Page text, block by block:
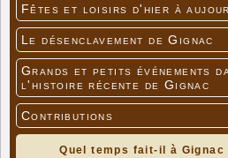
Fêtes et loisirs d'hier à
Le désenclavement de Gignac
Grands et petits événements
l'histoire récente de Gignac
Contributions
Quel temps fait-il à